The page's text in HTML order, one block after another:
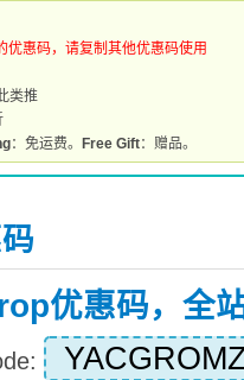
优惠码，请复制其他优惠码使用
类推
：免运费。 Free Gift：赠品。
优惠码，全